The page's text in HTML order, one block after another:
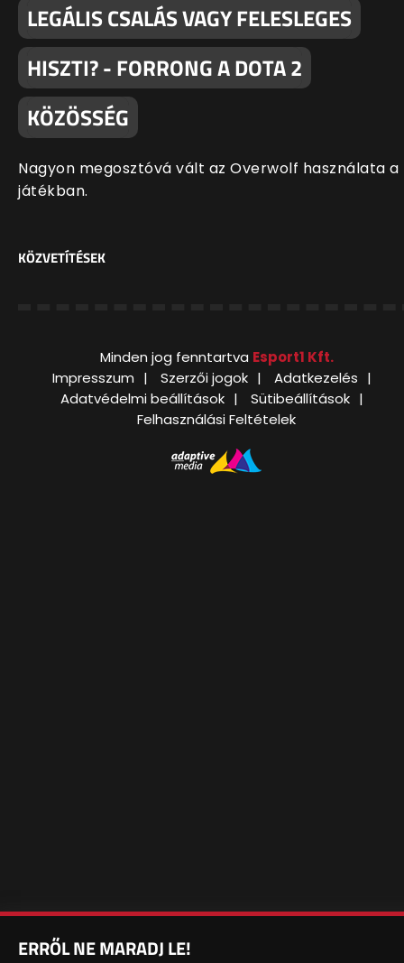
LEGÁLIS CSALÁS VAGY FELESLEGES
HISZTI? - FORRONG A DOTA 2
KÖZÖSSÉG
Nagyon megosztóvá vált az Overwolf használata a
játékban.
KÖZVETÍTÉSEK
Minden jog fenntartva Esport1 Kft.
Impresszum
Szerzői jogok
Adatkezelés
Adatvédelmi beállítások
Sütibeállítások
Felhasználási Feltételek
ERRŐL NE MARADJ LE!